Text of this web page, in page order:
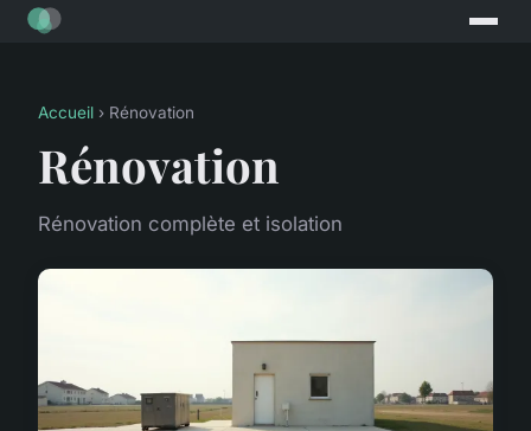
Accueil › Rénovation
Rénovation
Rénovation complète et isolation